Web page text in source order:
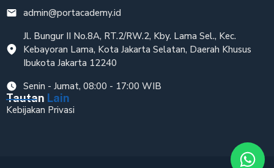
admin@portacademy.id
Jl. Bungur II No.8A, RT.2/RW.2, Kby. Lama Sel., Kec.
Kebayoran Lama, Kota Jakarta Selatan, Daerah Khusus
Ibukota Jakarta 12240
Senin - Jumat, 08:00 - 17:00 WIB
Tautan Lain
Kebijakan Privasi